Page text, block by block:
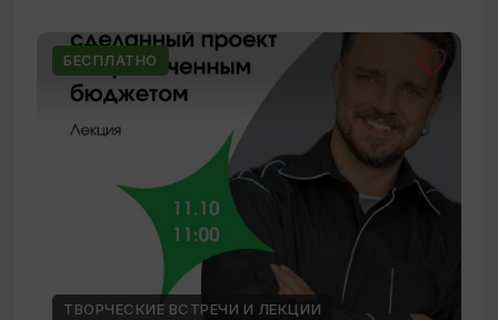
БЕСПЛАТНО
ТВОРЧЕСКИЕ ВСТРЕЧИ И ЛЕКЦИИ